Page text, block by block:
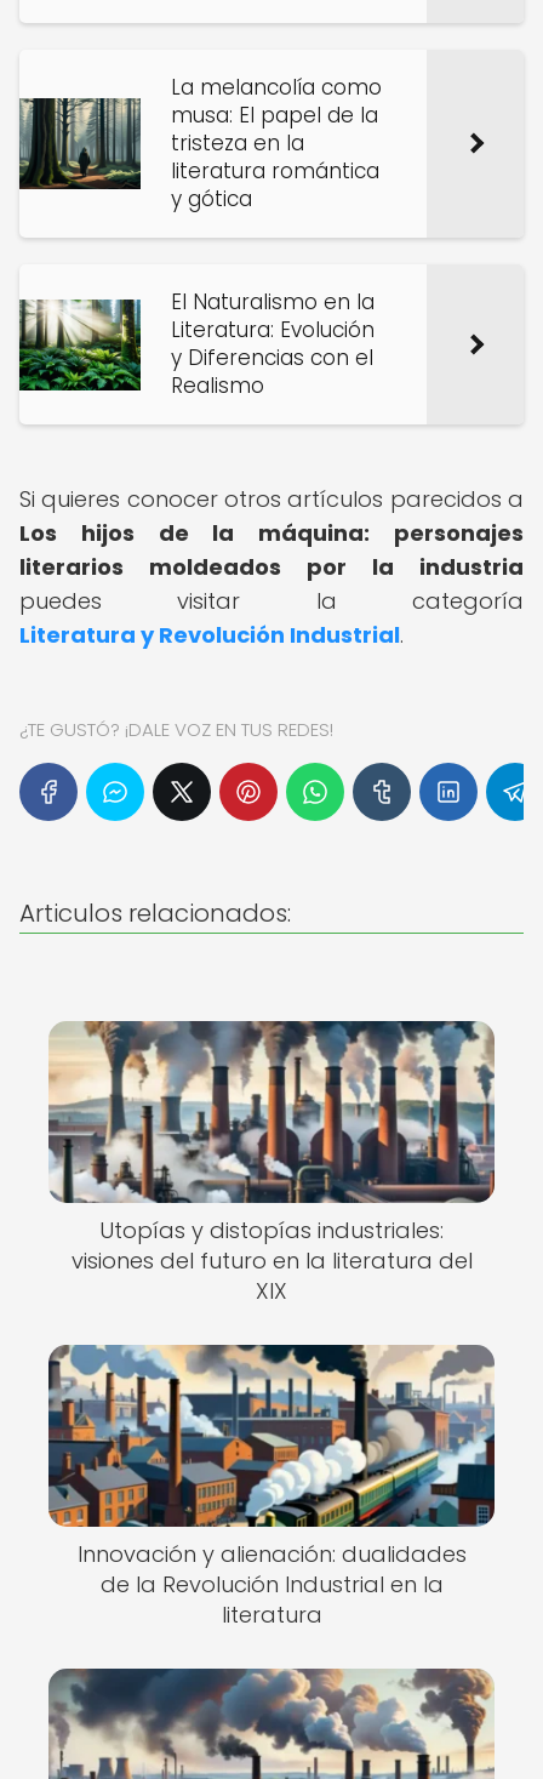
La melancolía como
musa: El papel de la
tristeza en la
literatura romántica
y gótica
El Naturalismo en la
Literatura: Evolución
y Diferencias con el
Realismo
Si quieres conocer otros artículos parecidos a
Los hijos de la máquina: personajes
literarios moldeados por la industria
puedes visitar la categoría
Literatura y Revolución Industrial.
¿TE GUSTÓ? ¡DALE VOZ EN TUS REDES!
Articulos relacionados:
Utopías y distopías industriales:
visiones del futuro en la literatura del
XIX
Innovación y alienación: dualidades
de la Revolución Industrial en la
literatura